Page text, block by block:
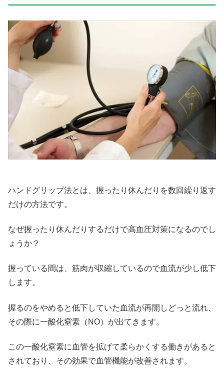
ハンドグリップ法とは、握ったり休んだりを数回繰り返す
だけの方法です。
なぜ握ったり休んだりするだけで高血圧対策になるのでし
ょうか？
握っている間は、筋肉が収縮しているので血流が少し低下
します。
握るのをやめると低下していた血流が再開しどっと流れ、
その際に一酸化窒素（NO）が出てきます。
この一酸化窒素に血管を拡げて柔らかくする働きがあると
されており、その効果で血管機能が改善されます。